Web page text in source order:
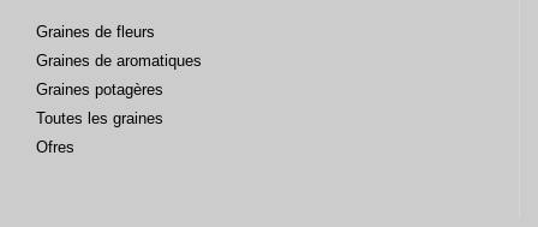
Graines de fleurs
Graines de aromatiques
Graines potagères
Toutes les graines
Ofres